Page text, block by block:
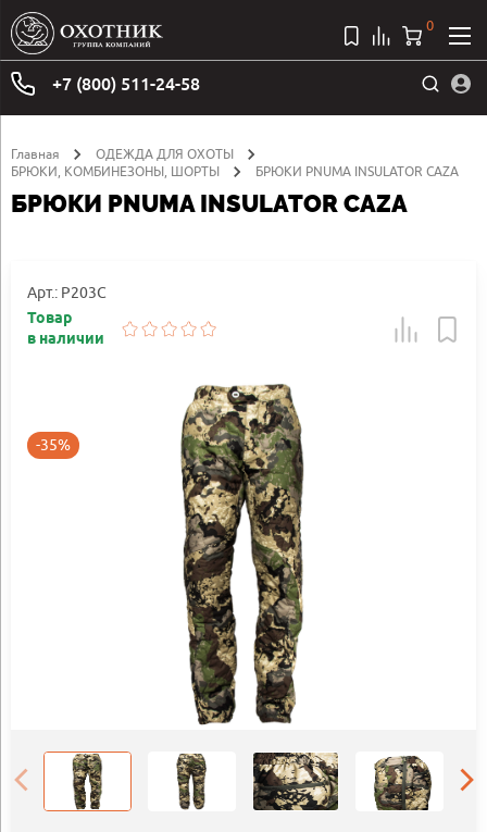
+7 (800) 511-24-58
0
Главная
ОДЕЖДА ДЛЯ ОХОТЫ
БРЮКИ, КОМБИНЕЗОНЫ, ШОРТЫ
БРЮКИ PNUMA INSULATOR CAZA
БРЮКИ PNUMA INSULATOR CAZA
Арт.: P203C
Товар
в наличии
-35%